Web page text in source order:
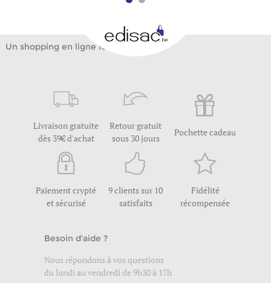
Un shopping en ligne facile
Livraison gratuite
dès 39€ d'achat
Retour gratuit
sous 30 jours
Pochette cadeau
Paiement crypté
et sécurisé
9 clients sur 10
satisfaits
Fidélité
récompensée
Besoin d'aide ?
Nous répondons à vos questions
du lundi au vendredi de 9h30 à 17h